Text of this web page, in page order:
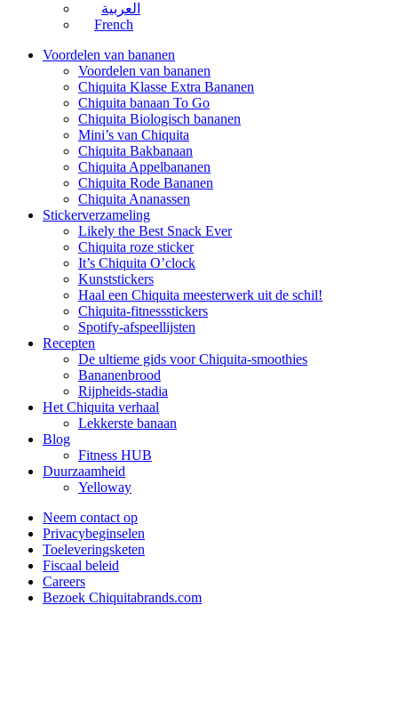
العربية
French
Voordelen van bananen
Voordelen van bananen
Chiquita Klasse Extra Bananen
Chiquita banaan To Go
Chiquita Biologisch bananen
Mini’s van Chiquita
Chiquita Bakbanaan
Chiquita Appelbananen
Chiquita Rode Bananen
Chiquita Ananassen
Stickerverzameling
Likely the Best Snack Ever
Chiquita roze sticker
It’s Chiquita O’clock
Kunststickers
Haal een Chiquita meesterwerk uit de schil!
Chiquita-fitnessstickers
Spotify-afspeellijsten
Recepten
De ultieme gids voor Chiquita-smoothies
Bananenbrood
Rijpheids-stadia
Het Chiquita verhaal
Lekkerste banaan
Blog
Fitness HUB
Duurzaamheid
Yelloway
Neem contact op
Privacybeginselen
Toeleveringsketen
Fiscaal beleid
Careers
Bezoek Chiquitabrands.com